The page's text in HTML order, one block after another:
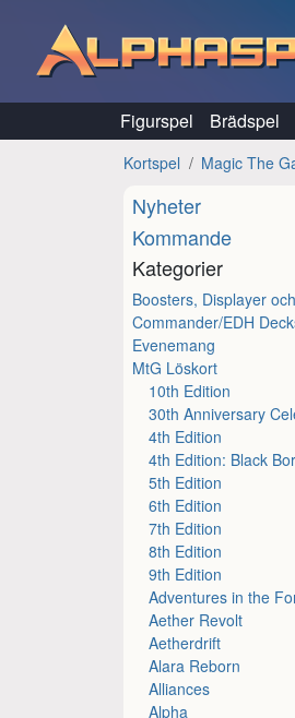
Figurspel Brädspel
Kortspel Magic The
Nyheter
Kommande
Kategorier
Boosters, Displayer
Commander/EDH
Evenemang
MtG Löskort
10th Edition
30th Anniversary
4th Edition
4th Edition: Black
5th Edition
6th Edition
7th Edition
8th Edition
9th Edition
Adventures in the
Aether Revolt
Aetherdrift
Alara Reborn
Alliances
Alpha